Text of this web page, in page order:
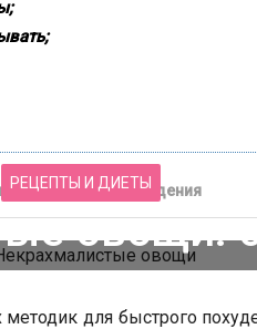
список для похудения
РЕЦЕПТЫ И ДИЕТЫ
овощи:
для быстрого